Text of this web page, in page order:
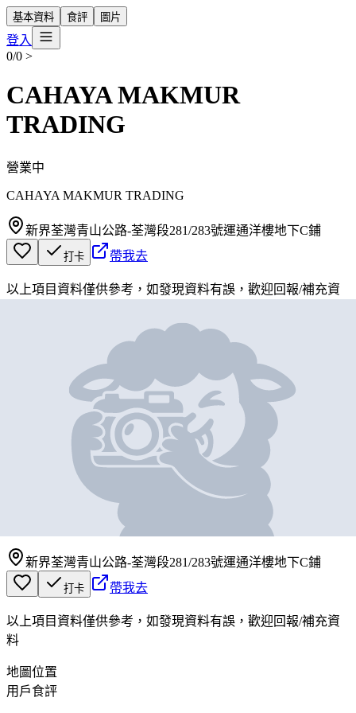
基本資料 食評 圖片
登入
0/0 >
CAHAYA MAKMUR
TRADING
營業中
CAHAYA MAKMUR TRADING
新界荃灣青山公路-荃灣段281/283號運通洋樓地下C鋪
打卡 帶我去
以上項目資料僅供參考，如發現資料有誤，歡迎回報/補充資
CAHAYA MAKMUR
TRADING
CAHAYA MAKMUR TRADING
新界荃灣青山公路-荃灣段281/283號運通洋樓地下C鋪
打卡 帶我去
以上項目資料僅供參考，如發現資料有誤，歡迎回報/補充資
料
地圖位置
用戶食評